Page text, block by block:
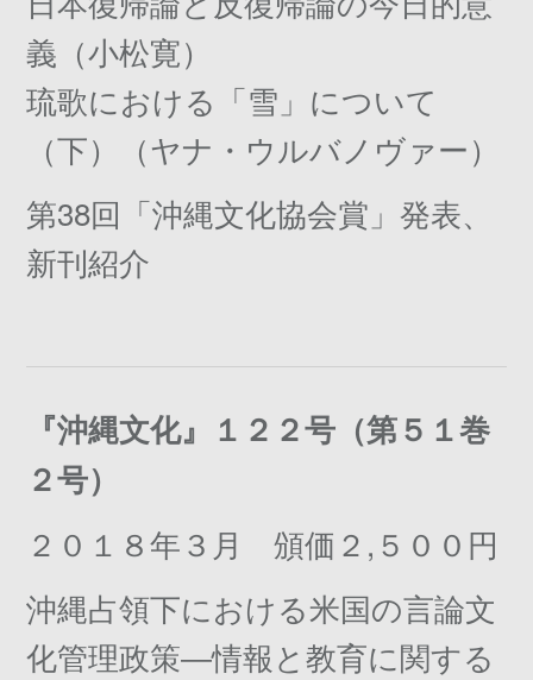
義（小松寛）
琉歌における「雪」について
（下）（ヤナ・ウルバノヴァー）
第38回「沖縄文化協会賞」発表、
新刊紹介
『沖縄文化』１２２号（第５１巻
２号）
２０１８年３月 頒価２,５００円
沖縄占領下における米国の言論文
化管理政策―情報と教育に関する